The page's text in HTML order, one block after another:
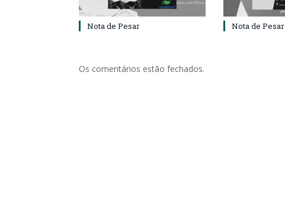
Nota de Pesar Nota de Pesar
Os comentários estão fechados.